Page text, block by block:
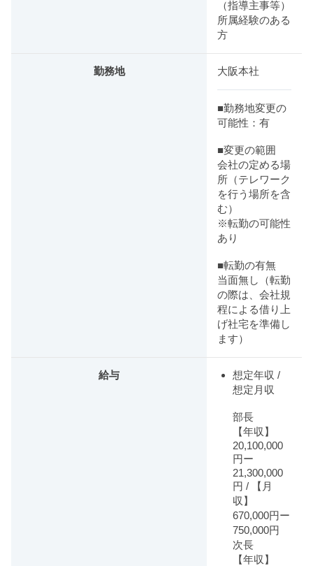
（指導主事等）
所属経験のある
方
勤務地 大阪本社
■勤務地変更の
可能性：有
■変更の範囲
会社の定める場
所（テレワーク
を行う場所を含
む）
※転勤の可能性
あり
■転勤の有無
当面無し（転勤
の際は、会社規
程による借り上
げ社宅を準備し
ます）
給与
想定年収 /
想定月収
部長
【年収】
20,100,000
円ー
21,300,000
円 / 【月
収】
670,000円ー
750,000円
次長
【年収】